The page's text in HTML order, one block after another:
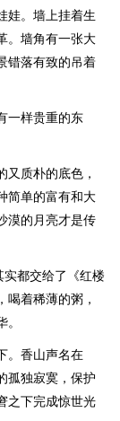
娃。墙上挂着生
。墙角有一张大
错落有致的吊着
一样贵重的东
又质朴的底色，
简单的富有和大
漠的月亮才是传
实都交给了《红楼
着稀薄的粥，
。香山声名在
孤独寂寞，保护
之下完成惊世光